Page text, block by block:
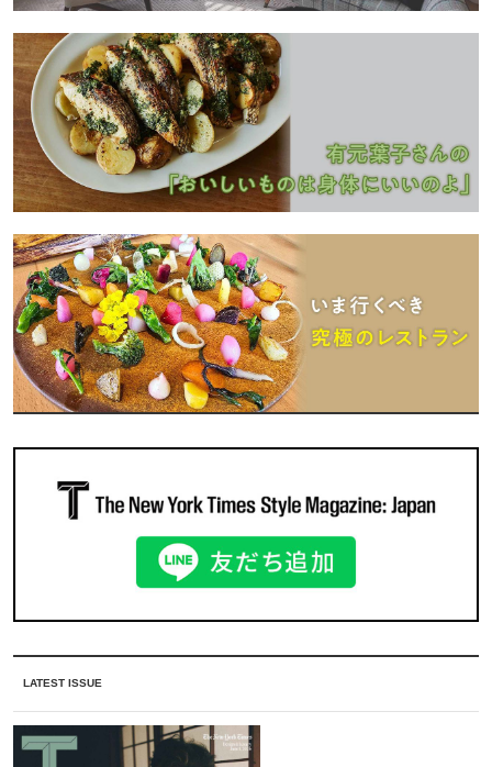
LATEST ISSUE